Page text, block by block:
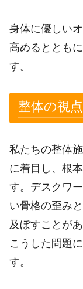
身体に優しい
高めるととも
す。
整体の視
私たちの整体
に着目し、根
す。デスクワ
い骨格の歪み
及ぼすことが
こうした問題
す。